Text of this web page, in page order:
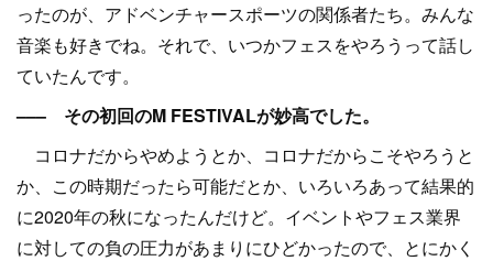
ったのが、アドベンチャースポーツの関係者たち。みんな
音楽も好きでね。それで、いつかフェスをやろうって話し
ていたんです。
––– その初回のM FESTIVALが妙高でした。
コロナだからやめようとか、コロナだからこそやろうと
か、この時期だったら可能だとか、いろいろあって結果的
に2020年の秋になったんだけど。イベントやフェス業界
に対しての負の圧力があまりにひどかったので、とにかく